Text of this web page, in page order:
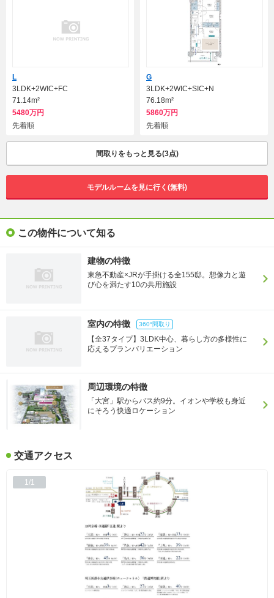
東急不動産株式会社
全て(3件)の会社を詳しく見る
概要をもっと見る
L
3LDK+2WIC+FC
71.14m²
5480万円
先着順
G
3LDK+2WIC+SIC+N
76.18m²
5860万円
先着順
間取りをもっと見る(3点)
モデルルームを見に行く(無料)
この物件について知る
建物の特徴
東急不動産×JRが手掛ける全155邸。想像力と遊
び心を満たす10の共用施設
室内の特徴 360°間取り
【全37タイプ】3LDK中心、暮らし方の多様性に
応えるプランバリエーション
周辺環境の特徴
「大宮」駅からバス約9分。イオンや学校も身近
にそろう快適ロケーション
交通アクセス
1/1